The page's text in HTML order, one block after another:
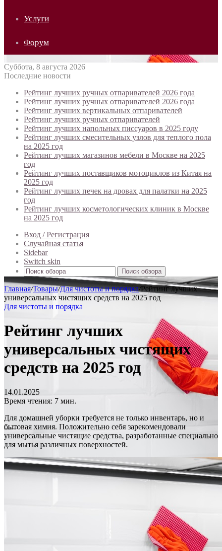
Услуги
Форум
Суббота, 8 августа 2026
Последние новости
Рейтинг лучших ручных отпаривателей 2026 года
Рейтинг лучших ручных отпаривателей 2026 года
Рейтинг лучших вертикальных отпаривателей
Рейтинг лучших ручных отпаривателей
Рейтинг лучших напольных писсуаров в 2025 году
Рейтинг лучших смесительных узлов для теплого пола
на 2025 год
Рейтинг лучших магазинов мебели в Москве на 2025
год
Рейтинг лучших поставщиков мотоциклов из Китая на
2025 год
Рейтинг лучших печек на дровах для палатки на 2025
год
Рейтинг лучших косметологических клиник в Москве
на 2025 год
Вход / Регистрация
Случайная статья
Sidebar
Switch skin
Поиск обзора
Главная/Товары/Для чистоты и порядка/Рейтинг лучших
универсальных чистящих средств на 2025 год
Для чистоты и порядка
Рейтинг лучших
универсальных чистящих
средств на 2025 год
14.01.2025
Время чтения: 7 мин.
Для домашней уборки требуется не только инвентарь, но и
бытовая химия. Положительно себя зарекомендовали
универсальные чистящие средства, разработанные специально
для мытья различных поверхностей.